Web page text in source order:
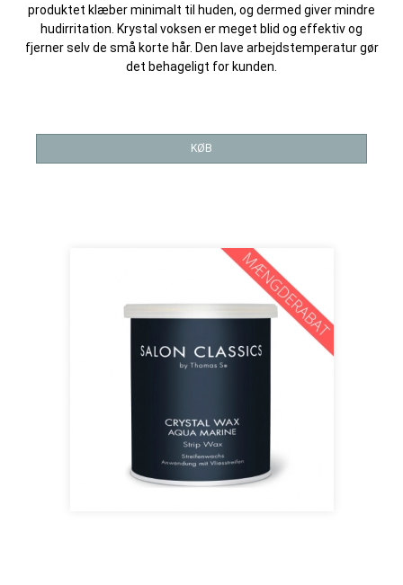
produktet klæber minimalt til huden, og dermed giver mindre
hudirritation. Krystal voksen er meget blid og effektiv og
fjerner selv de små korte hår. Den lave arbejdstemperatur gør
det behageligt for kunden.
KØB